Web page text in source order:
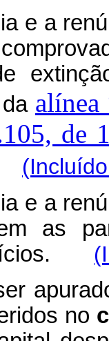
e a
de
e a
as
no